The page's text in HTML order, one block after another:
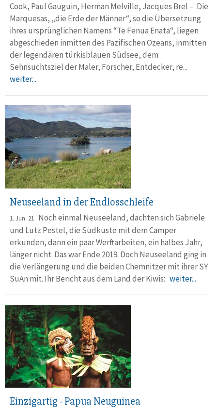
Cook, Paul Gauguin, Herman Melville, Jacques Brel – Die
Marquesas, „die Erde der Männer“, so die Übersetzung
ihres ursprünglichen Namens “Te Fenua Enata“, liegen
abgeschieden inmitten des Pazifischen Ozeans, inmitten
der legendären türkisblauen Südsee, dem
Sehnsuchtsziel der Maler, Forscher, Entdecker, re...
weiter...
Neuseeland in der Endlosschleife
1. Jun. 21 Noch einmal Neuseeland, dachten sich Gabriele
und Lutz Pestel, die Südküste mit dem Camper
erkunden, dann ein paar Werftarbeiten, ein halbes Jahr,
länger nicht. Das war Ende 2019. Doch Neuseeland ging in
die Verlängerung und die beiden Chemnitzer mit ihrer SY
SuAn mit. Ihr Bericht aus dem Land der Kiwis: weiter...
Einzigartig - Papua Neuguinea